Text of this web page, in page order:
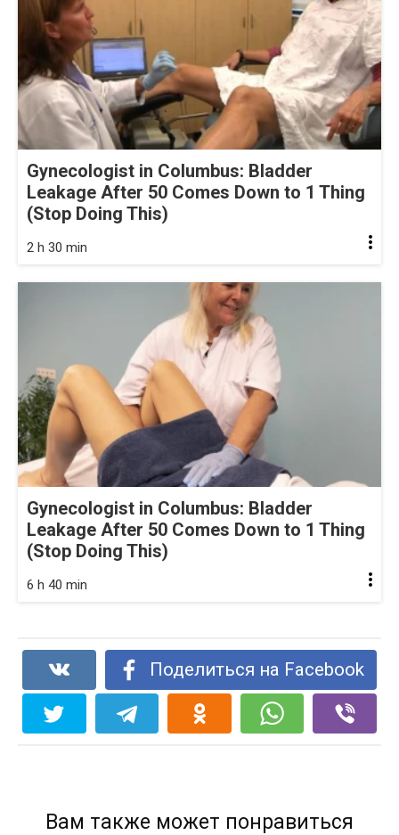
Gynecologist in Columbus: Bladder
Leakage After 50 Comes Down to 1 Thing
(Stop Doing This)
2 h 30 min
Gynecologist in Columbus: Bladder
Leakage After 50 Comes Down to 1 Thing
(Stop Doing This)
6 h 40 min
Поделиться на Facebook
Вам также может понравиться